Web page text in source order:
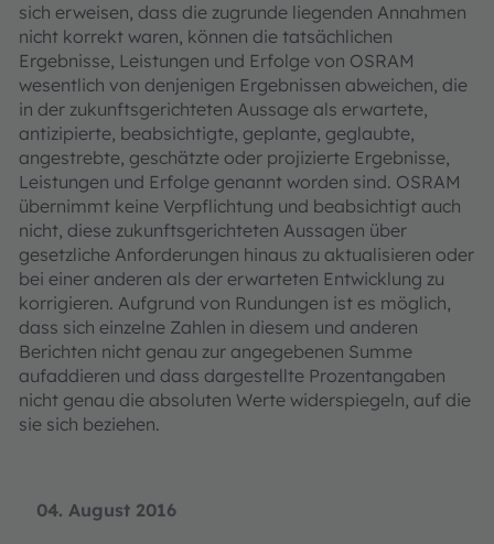
04. August 2016
sich erweisen, dass die zugrunde liegenden Annahmen
nicht korrekt waren, können die tatsächlichen
Ergebnisse, Leistungen und Erfolge von OSRAM
wesentlich von denjenigen Ergebnissen abweichen, die
in der zukunftsgerichteten Aussage als erwartete,
antizipierte, beabsichtigte, geplante, geglaubte,
angestrebte, geschätzte oder projizierte Ergebnisse,
Leistungen und Erfolge genannt worden sind. OSRAM
übernimmt keine Verpflichtung und beabsichtigt auch
nicht, diese zukunftsgerichteten Aussagen über
gesetzliche Anforderungen hinaus zu aktualisieren oder
bei einer anderen als der erwarteten Entwicklung zu
korrigieren. Aufgrund von Rundungen ist es möglich,
dass sich einzelne Zahlen in diesem und anderen
Berichten nicht genau zur angegebenen Summe
aufaddieren und dass dargestellte Prozentangaben
nicht genau die absoluten Werte widerspiegeln, auf die
sie sich beziehen.